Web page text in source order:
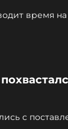
время
с